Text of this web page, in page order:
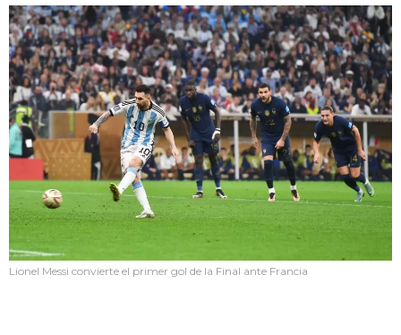
Lionel Messi convierte el primer gol de la Final ante Francia